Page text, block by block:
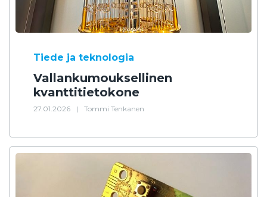
Tiede ja teknologia
Vallankumouksellinen
kvanttitietokone
27.01.2026 | Tommi Tenkanen